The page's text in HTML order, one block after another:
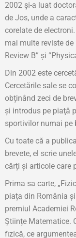
2002 și-a luat
de Jos, unde a
corelate de
mai multe reviste de
Review B” și
Din 2002 este
Cercetările sale se
obținând zeci de
şi introdus pe piaţă
sportivilor numai pe
Cu toate că a
brevete, el scrie
cărți și articole care
Prima sa carte,
piața din România
premiul Academiei
Științe Matematice.
fizică, ce